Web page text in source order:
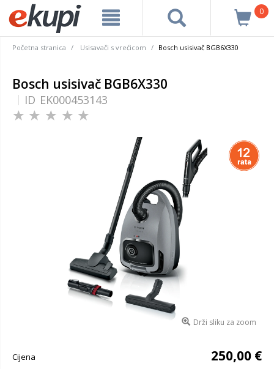
0
Početna stranica Usisavači s vrećicom Bosch usisivač BGB6X330
Bosch usisivač BGB6X330
ID EK000453143
Drži sliku za zoom
Cijena 250,00 €